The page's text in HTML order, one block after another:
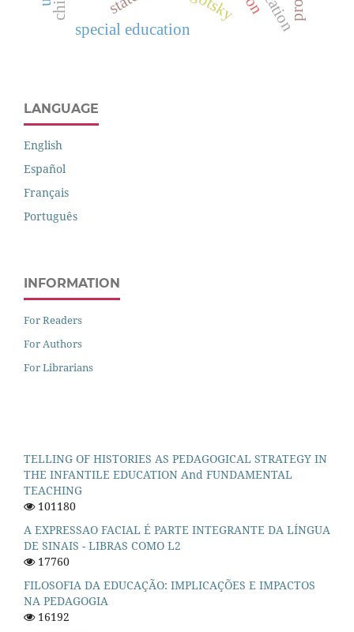
special education
LANGUAGE
English
Español
Français
Português
INFORMATION
For Readers
For Authors
For Librarians
TELLING OF HISTORIES AS PEDAGOGICAL STRATEGY IN
THE INFANTILE EDUCATION And FUNDAMENTAL
TEACHING
101180
A EXPRESSAO FACIAL É PARTE INTEGRANTE DA LÍNGUA
DE SINAIS - LIBRAS COMO L2
17760
FILOSOFIA DA EDUCAÇÃO: IMPLICAÇÕES E IMPACTOS
NA PEDAGOGIA
16192